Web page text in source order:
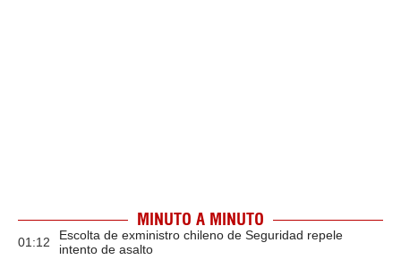
MINUTO A MINUTO
01:12
Escolta de exministro chileno de Seguridad repele
intento de asalto